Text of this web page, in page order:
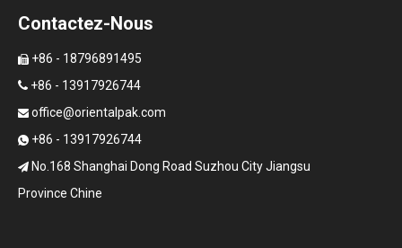
Contactez-Nous
 +86 - 18796891495
 +86 - 13917926744
 office@orientalpak.com
 +86 - 13917926744
 No.168 Shanghai Dong Road Suzhou City Jiangsu
Province Chine